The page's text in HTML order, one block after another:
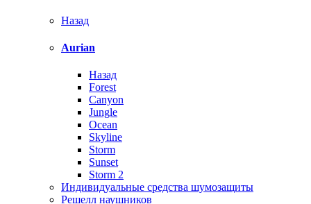
Назад
Aurian
Назад
Forest
Canyon
Jungle
Ocean
Skyline
Storm
Sunset
Storm 2
Индивидуальные средства шумозащиты
Решелл наушников